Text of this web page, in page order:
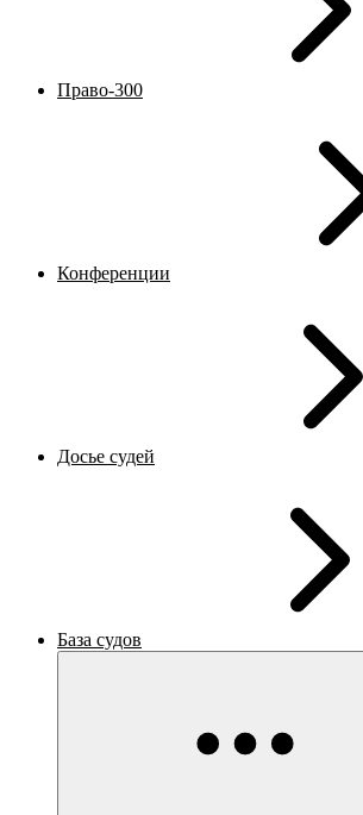
Право-300
Конференции
Досье судей
База судов